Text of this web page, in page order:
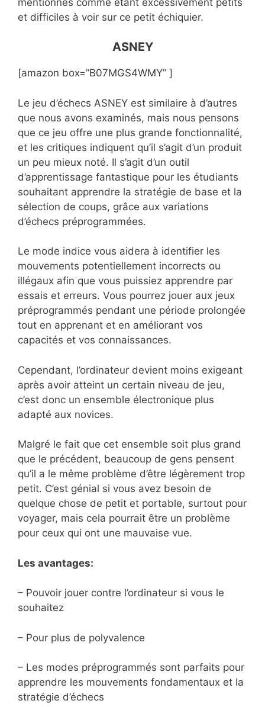
et difficiles à voir sur ce petit échiquier.
ASNEY
[amazon box=”B07MGS4WMY” ]
Le jeu d’échecs ASNEY est similaire à d’autres
que nous avons examinés, mais nous pensons
que ce jeu offre une plus grande fonctionnalité,
et les critiques indiquent qu’il s’agit d’un produit
un peu mieux noté. Il s’agit d’un outil
d’apprentissage fantastique pour les étudiants
souhaitant apprendre la stratégie de base et la
sélection de coups, grâce aux variations
d’échecs préprogrammées.
Le mode indice vous aidera à identifier les
mouvements potentiellement incorrects ou
illégaux afin que vous puissiez apprendre par
essais et erreurs. Vous pourrez jouer aux jeux
préprogrammés pendant une période prolongée
tout en apprenant et en améliorant vos
capacités et vos connaissances.
Cependant, l’ordinateur devient moins exigeant
après avoir atteint un certain niveau de jeu,
c’est donc un ensemble électronique plus
adapté aux novices.
Malgré le fait que cet ensemble soit plus grand
que le précédent, beaucoup de gens pensent
qu’il a le même problème d’être légèrement trop
petit. C’est génial si vous avez besoin de
quelque chose de petit et portable, surtout pour
voyager, mais cela pourrait être un problème
pour ceux qui ont une mauvaise vue.
Les avantages:
– Pouvoir jouer contre l’ordinateur si vous le
souhaitez
– Pour plus de polyvalence
– Les modes préprogrammés sont parfaits pour
apprendre les mouvements fondamentaux et la
stratégie d’échecs